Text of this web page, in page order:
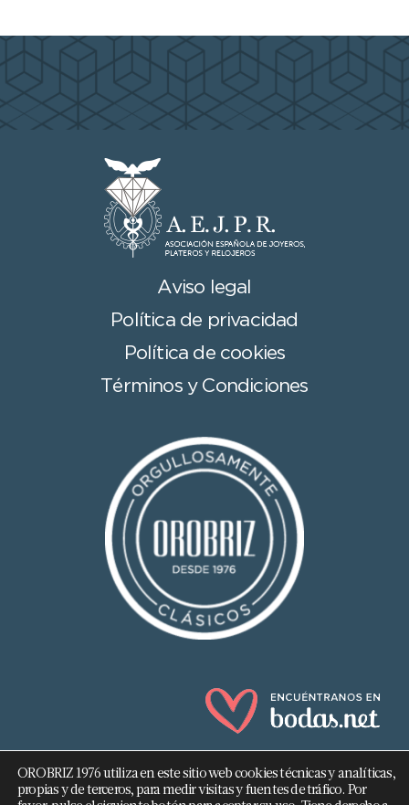
Aviso legal
Política de privacidad
Política de cookies
Términos y Condiciones
OROBRIZ 1976 utiliza en este sitio web cookies técnicas y analíticas,
propias y de terceros, para medir visitas y fuentes de tráfico. Por